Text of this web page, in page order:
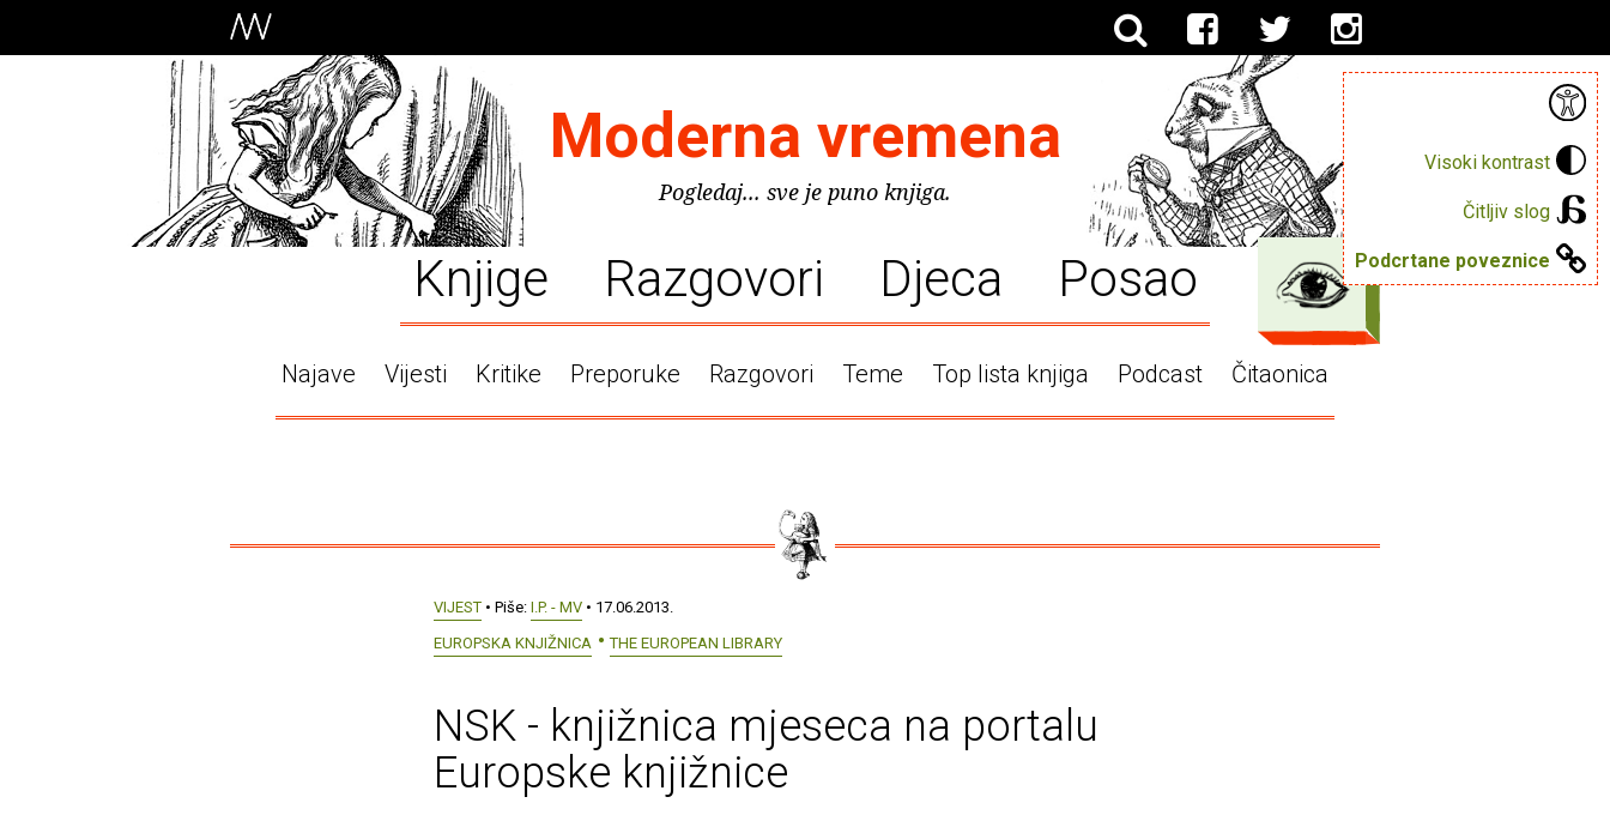
Visoki kontrast
Čitljiv slog
Podcrtane poveznice
Moderna vremena
Pogledaj... sve je puno knjiga.
Knjige Razgovori Djeca Posao
Najave Vijesti Kritike Preporuke Razgovori Teme Top lista knjiga Podcast Čitaonica
VIJEST • Piše: I.P. - MV • 17.06.2013.
EUROPSKA KNJIŽNICA
THE EUROPEAN LIBRARY
NSK - knjižnica mjeseca na portalu
Europske knjižnice